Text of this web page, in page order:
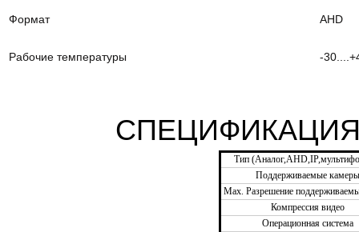
Формат AHD
Рабочие температуры -
Тип
Поддерживаемые камеры
Max. Разрешение
Компрессия видео
Операционная система